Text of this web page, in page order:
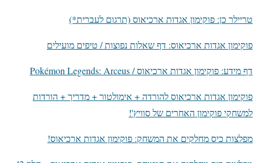
טריילר כן: פוקימון אגדות ארכיאוס (תרגום לעברית*)
פוקימון אגדות ארכיאוס: דף שאלות נפוצות / טיפים מועילים
דף מידע: פוקימון אגדות ארכיאוס / Pokémon Legends: Arceus
פוקימון אגדות ארכיאוס להורדה + אימולטור + מדריך + הורדות
למשחקי פוקימון האחרים של סוויץ'!
מפלצות כיס מחלקים את המשחק: פוקימון אגדות ארכיאוס!